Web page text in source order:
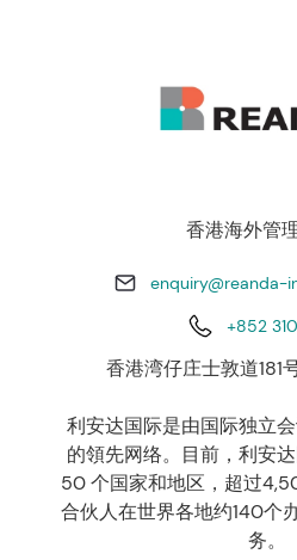
香港海外管
enquiry@reanda-
+852
香港湾仔庄士敦道181
利安达国际是由国际独立
的領先网络。目前，利安
50 个国家和地区，超过
合伙人在世界各地约140个
务。